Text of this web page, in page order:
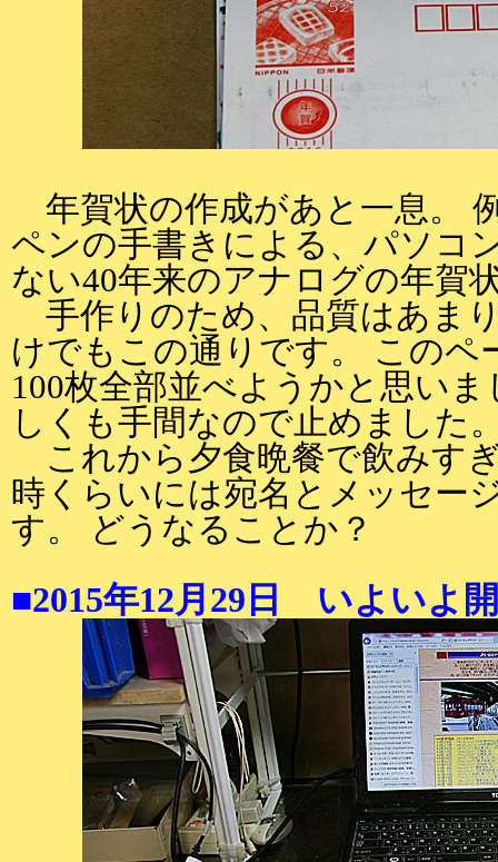
年賀状の作成があと一息。
ペンの手書きによる、パソコ
ない40年来のアナログの年賀
手作りのため、品質はあま
けでもこの通りです。 このペ
100枚全部並べようかと思い
しくも手間なので止めました
これから夕食晩餐で飲みす
時くらいには宛名とメッセー
す。 どうなることか？
■2015年12月29日 いよいよ